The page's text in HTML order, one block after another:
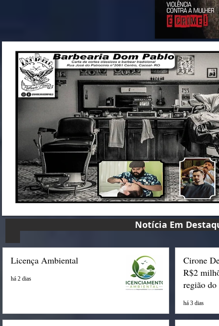
Notícia Em
Licença Ambiental
há 2 dias
Cirone
R$2
região do
há 3 dias